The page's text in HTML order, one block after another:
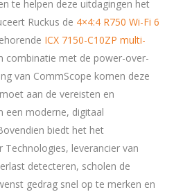
te helpen deze uitdagingen het
Ruckus de 4×4:4 R750 Wi-Fi 6
ICX 7150-C10ZP multi-
combinatie met de power-over-
van CommScope komen deze
aan de vereisten en
een moderne, digitaal
biedt het het
leverancier van
detecteren, scholen de
gedrag snel op te merken en